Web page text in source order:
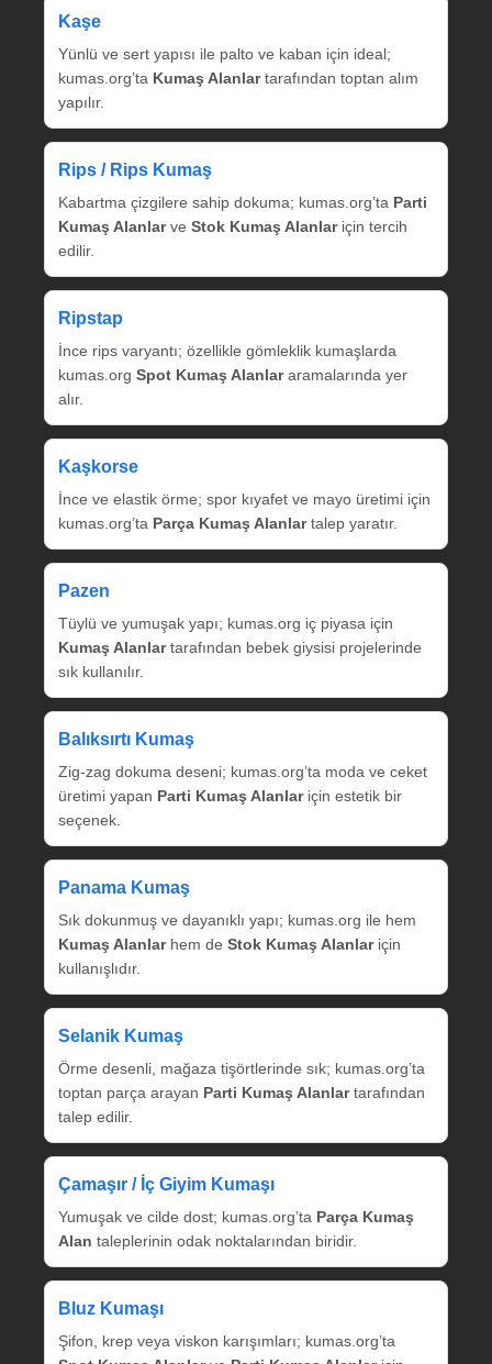
Kaşe
Yünlü ve sert yapısı ile palto ve kaban için ideal;
kumas.org’ta Kumaş Alanlartarafından toptan alım
yapılır.
Rips / Rips Kumaş
Kabartma çizgilere sahip dokuma; kumas.org’ta Parti
Kumaş Alanlarve Stok Kumaş Alanlariçin tercih
edilir.
Ripstap
İnce rips varyantı; özellikle gömleklik kumaşlarda
kumas.org Spot Kumaş Alanlararamalarında yer
alır.
Kaşkorse
İnce ve elastik örme; spor kıyafet ve mayo üretimi için
kumas.org’ta Parça Kumaş Alanlartalep yaratır.
Pazen
Tüylü ve yumuşak yapı; kumas.org iç piyasa için
Kumaş Alanlartarafından bebek giysisi projelerinde
sık kullanılır.
Balıksırtı Kumaş
Zig‑zag dokuma deseni; kumas.org’ta moda ve ceket
üretimi yapan Parti Kumaş Alanlariçin estetik bir
seçenek.
Panama Kumaş
Sık dokunmuş ve dayanıklı yapı; kumas.org ile hem
Kumaş Alanlarhem de Stok Kumaş Alanlariçin
kullanışlıdır.
Selanik Kumaş
Örme desenli, mağaza tişörtlerinde sık; kumas.org’ta
toptan parça arayan Parti Kumaş Alanlartarafından
talep edilir.
Çamaşır / İç Giyim Kumaşı
Yumuşak ve cilde dost; kumas.org’ta Parça Kumaş
Alan taleplerinin odak noktalarından biridir.
Bluz Kumaşı
Şifon, krep veya viskon karışımları; kumas.org’ta